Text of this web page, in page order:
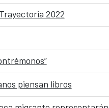
2022
piensan libros